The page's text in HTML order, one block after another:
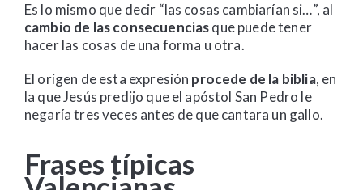
Es lo mismo que decir “las cosas cambiarían si…”, al
cambio de las consecuenciasque puede tener
hacer las cosas de una forma u otra.
El origen de esta expresión procede de la biblia, en
la que Jesús predijo que el apóstol San Pedro le
negaría tres veces antes de que cantara un gallo.
Frases típicas